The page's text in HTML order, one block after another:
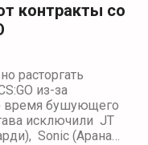
контракты со
расторгать
из-за
время бушующего
исключили JT
Sonic (Арана…